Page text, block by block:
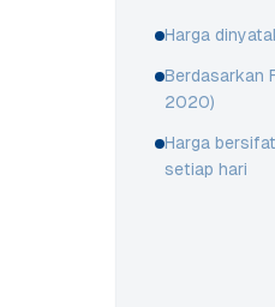
Harga
Berdasarkan
2020)
Harga
setiap hari